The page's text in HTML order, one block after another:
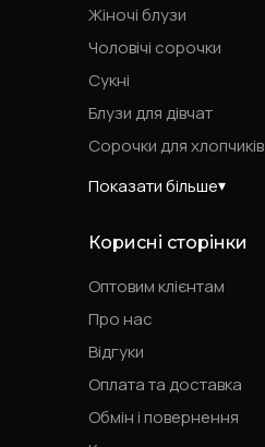
Жіночі блузи
Чоловічі сорочки
Сукні
Блузи для дівчат
Сорочки для хлопчиків
Показати більше
Корисні сторінки
Оптовим клієнтам
Про нас
Відгуки
Оплата та доставка
Обмін і повернення